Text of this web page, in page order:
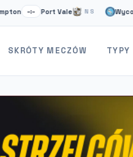
–:– Port Vale NS Wycombe
SKRÓTY MECZÓW TYPY